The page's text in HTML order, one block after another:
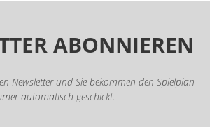
ABONNIEREN
Newsletter und Sie bekommen den Spielplan
automatisch geschickt.